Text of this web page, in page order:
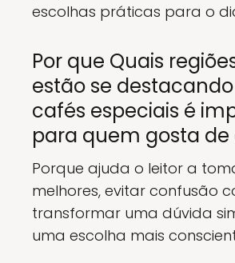
escolhas práticas para o
Por que Quais
estão se
cafés especiais é
para quem gosta de
Porque ajuda o leitor a
melhores, evitar confusão
transformar uma dúvida
uma escolha mais